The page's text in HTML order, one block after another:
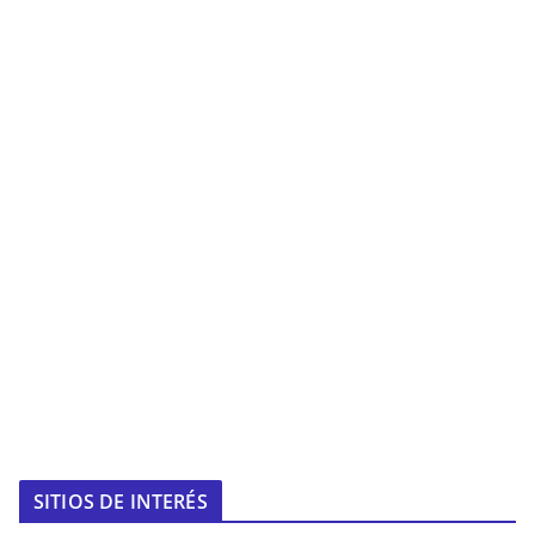
SITIOS DE INTERÉS